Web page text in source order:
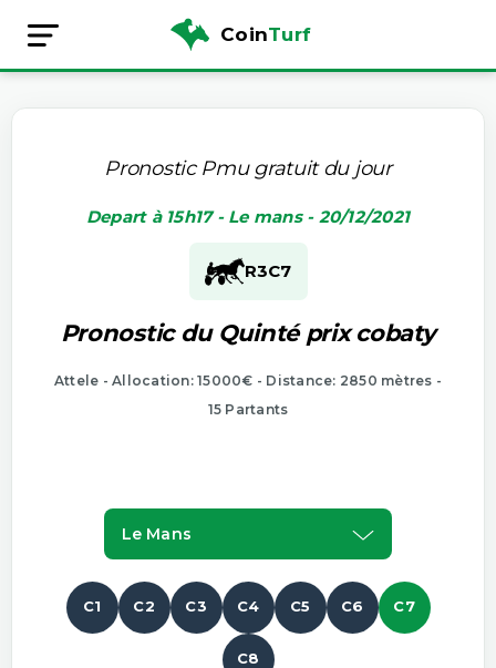
CoinTurf
Pronostic Pmu gratuit du jour
Depart à 15h17 - Le mans - 20/12/2021
R3C7
Pronostic du Quinté prix cobaty
Attele - Allocation: 15000€ - Distance: 2850 mètres -
15 Partants
Le Mans
C1 C2 C3 C4 C5 C6 C7
C8